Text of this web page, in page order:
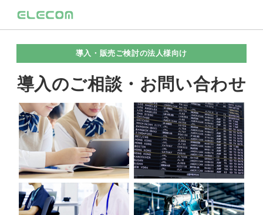
導入・販売ご検討の法人様向け
導入のご相談・お問い合わせ